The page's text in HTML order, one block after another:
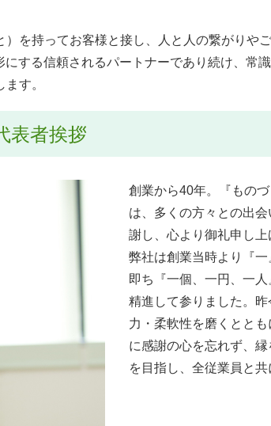
を持ってお客様と接し、人と人の繋がりや
する信頼されるパートナーであり続け、常
す。
表者挨拶
創業から40年。『もの
は、多くの方々との出
謝し、心より御礼申し上
弊社は創業当時より『一
即ち『一個、一円、一
精進して参りました。
力・柔軟性を磨くととも
に感謝の心を忘れず、
を目指し、全従業員と